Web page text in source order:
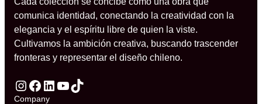
comunica identidad, conectando la creatividad con la
elegancia y el espíritu libre de quien la viste.
Cultivamos la ambición creativa, buscando trascender
fronteras y representar el diseño chileno.
Instagram Facebook LinkedIn YouTube TikTok
Company